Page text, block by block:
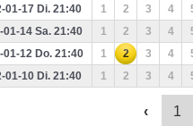
01-17 Di. 21:40 1 2 3 4
01-14 Sa. 21:40 1 2 3 4
01-12 Do. 21:40 1 2 3 4
01-10 Di. 21:40 1 2 3 4
‹ 1